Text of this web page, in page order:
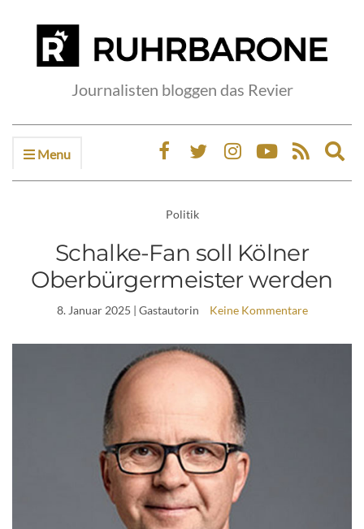
Journalisten bloggen das Revier
Menu
Politik
Schalke-Fan soll Kölner
Oberbürgermeister werden
8. Januar 2025 | Gastautorin Keine Kommentare